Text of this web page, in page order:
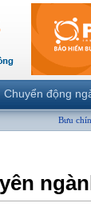
Chuyển động
Bưu